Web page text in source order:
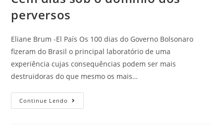
perversos
Eliane Brum -El País Os 100 dias do Governo Bolsonaro
fizeram do Brasil o principal laboratório de uma
experiência cujas consequências podem ser mais
destruidoras do que mesmo os mais…
Continue Lendo